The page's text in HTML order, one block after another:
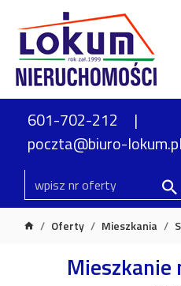
601-702-212
poczta@biuro-lokum.pl
Oferty Mieszkania
Mieszkanie